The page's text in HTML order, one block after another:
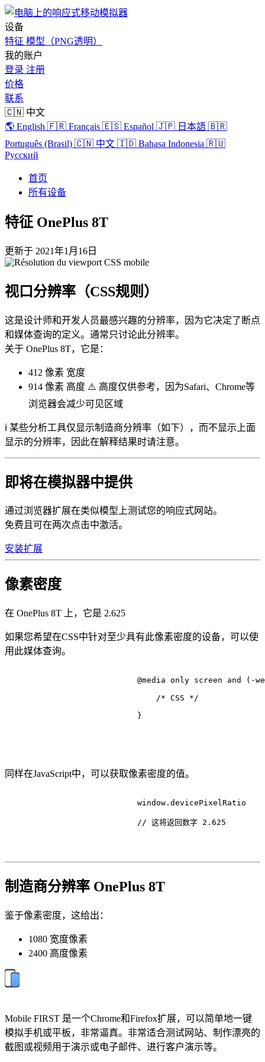
设备
特征 模型（PNG透明）
我的账户
登录 注册
价格
联系
🇨🇳 中文
🌎 English 🇫🇷 Français 🇪🇸 Español 🇯🇵 日本語 🇧🇷
Português (Brasil) 🇨🇳 中文 🇮🇩 Bahasa Indonesia 🇷🇺
Русский
首页
所有设备
特征 OnePlus 8T
更新于 2021年1月16日
视口分辨率（CSS规则）
这是设计师和开发人员最感兴趣的分辨率，因为它决定了断点
和媒体查询的定义。通常只讨论此分辨率。
关于 OnePlus 8T，它是：
412 像素 宽度
914 像素 高度 ⚠️ 高度仅供参考，因为Safari、Chrome等
浏览器会减少可见区域
ℹ️ 某些分析工具仅显示制造商分辨率（如下），而不显示上面
显示的分辨率，因此在解释结果时请注意。
即将在模拟器中提供
通过浏览器扩展在类似模型上测试您的响应式网站。
免费且可在两次点击中激活。
安装扩展
像素密度
在 OnePlus 8T 上，它是 2.625
如果您希望在CSS中针对至少具有此像素密度的设备，可以使
用此媒体查询。
@media only screen and (-
/* CSS */
                            }
同样在JavaScript中，可以获取像素密度的值。
                            window.
devicePixelRatio
// 这将返回数字 2.625
制造商分辨率 OnePlus 8T
鉴于像素密度，这给出：
1080 宽度像素
2400 高度像素
Mobile FIRST 是一个Chrome和Firefox扩展，可以简单地一键
模拟手机或平板，非常逼真。非常适合测试网站、制作漂亮的
截图或视频用于演示或电子邮件、进行客户演示等。